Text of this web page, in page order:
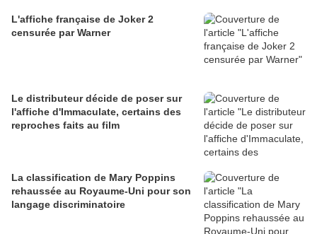
L'affiche française de Joker 2
censurée par Warner
Le distributeur décide de poser sur
l'affiche d'Immaculate, certains des
reproches faits au film
La classification de Mary Poppins
rehaussée au Royaume-Uni pour son
langage discriminatoire